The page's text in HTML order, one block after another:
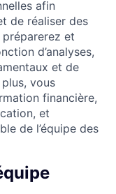
afin
de réaliser des
et
d’analyses,
et de
vous
financière,
et
de l’équipe des